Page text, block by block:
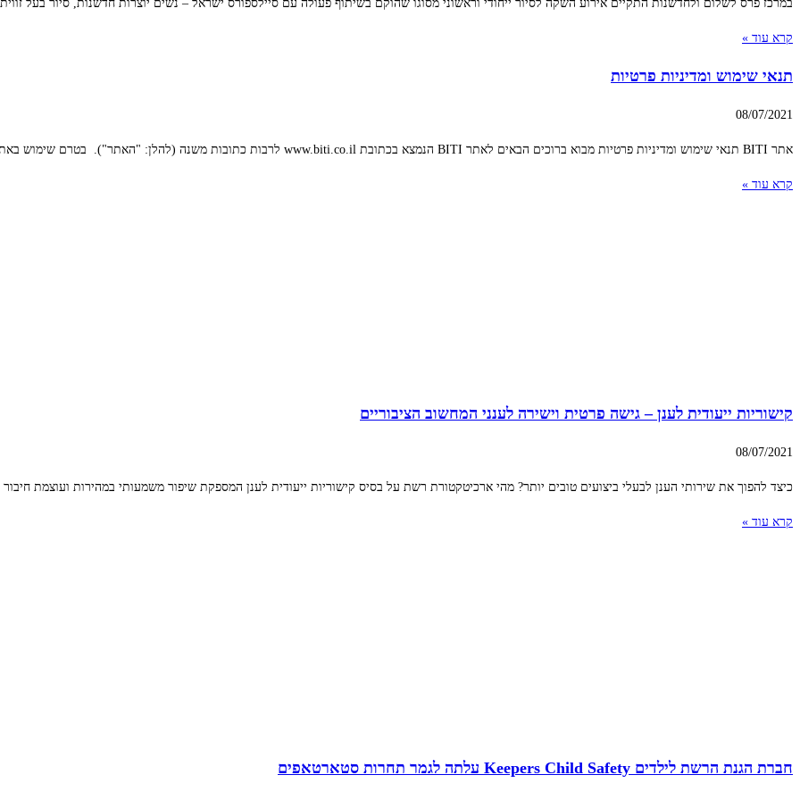
במרכז פרס לשלום ולחדשנות התקיים אירוע השקה לסיור ייחודי וראשוני מסוגו שהוקם בשיתוף פעולה עם סיילספורס ישראל – נשים יוצרות חדשנות, סיור בעל
קרא עוד »
תנאי שימוש ומדיניות פרטיות
08/07/2021
אתר BITI תנאי שימוש ומדיניות פרטיות מבוא ברוכים הבאים לאתר BITI הנמצא בכתובת www.biti.co.il לרבות כתובות משנה (להלן: "האתר"). בטרם שימוש באתר אנא קראו בעיון תנאים
קרא עוד »
קישוריות ייעודית לענן – גישה פרטית וישירה לענני המחשוב הציבוריים
08/07/2021
כיצד להפוך את שירותי הענן לבעלי ביצועים טובים יותר? מהי ארכיטקטורת רשת על בסיס קישוריות ייעודית לענן המספקת שיפור משמעותי במהירות ועוצמת
קרא עוד »
חברת הגנת הרשת לילדים Keepers Child Safety עלתה לגמר תחרות סטארטאפים